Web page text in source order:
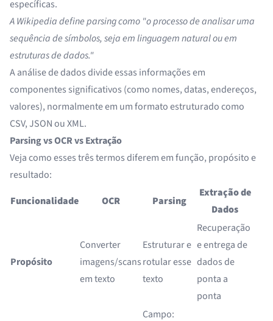
específicas.
A Wikipedia define parsing como "o processo de analisar uma
sequência de símbolos, seja em linguagem natural ou em
estruturas de dados."
A análise de dados divide essas informações em
componentes significativos (como nomes, datas, endereços,
valores), normalmente em um formato estruturado como
CSV, JSON ou XML.
Parsing vs OCR vs Extração
Veja como esses três termos diferem em função, propósito e
resultado:
Funcionalidade
OCR Parsing
Extração de
Dados
Propósito
Converter
imagens/scans
em texto
Estruturar e
rotular esse
texto
Recuperação
e entrega de
dados de
ponta a
ponta
Campo: